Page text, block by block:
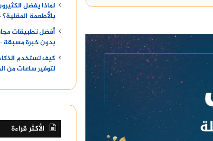
لماذا يفضل
بالأطعمة المقلية؟
أفضل تطبيقات
بدون خبرة مسبقة
كيف تستخدم
لتوفير ساعات من
الأكثر قراءة